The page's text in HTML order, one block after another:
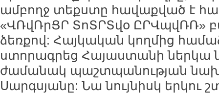
ամբողջ տեքստը հավաքված է
«ՎՌվՌրՑՐ ՏոՏՐՏվօ ԸՐՎպվՌՌ»
ձեռքով: Հայկական կողմից
ստորագրեց Հայաստանի ներկա
ժամանակ պաշտպանության
Սարգսյանը: Նա նույնիսկ երկու